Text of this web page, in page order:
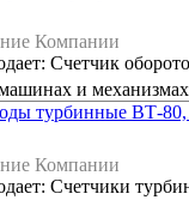
Компании
Счетчик
и
турбинные ВТ-
Компании
Счетчики